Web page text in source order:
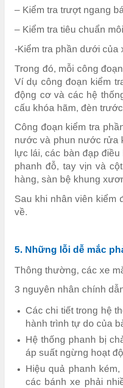
– Kiểm tra trượt ngang
– Kiểm tra tiêu chuẩn
-Kiểm tra phần dưới của
Trong đó, mỗi công
Ví dụ công đoạn kiểm
động cơ và các hệ
cấu khóa hãm, đèn
Công đoạn kiểm tra
nước và phun nước rửa
lực lái, các bàn đạp
phanh đỗ, tay vịn và
hàng, sàn bệ khung
Sau khi nhân viên kiểm
về.
5. Những lỗi dễ mắc
Thông thường, các xe
3 nguyên nhân chính
Các chi tiết trong hệ
hành trình tự do của
Hệ thống phanh bị
áp suất ngừng hoạt
Hiệu quả phanh
các bánh xe phải